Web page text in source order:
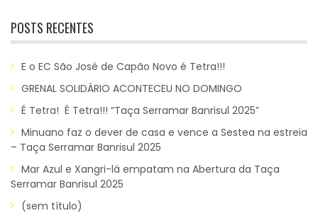
POSTS RECENTES
E o EC São José de Capão Novo é Tetra!!!
GRENAL SOLIDÁRIO ACONTECEU NO DOMINGO
É Tetra! É Tetra!!! “Taça Serramar Banrisul 2025”
Minuano faz o dever de casa e vence a Sestea na estreia
– Taça Serramar Banrisul 2025
Mar Azul e Xangri-lá empatam na Abertura da Taça
Serramar Banrisul 2025
(sem título)